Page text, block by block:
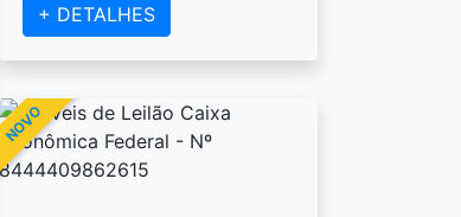
+ DETALHES
NOVO